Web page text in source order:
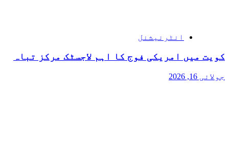
انٹرنیشنل
کویت میں امریکی فوج کا اہم لاجسٹک مرکز تباہ
جولائی 16, 2026